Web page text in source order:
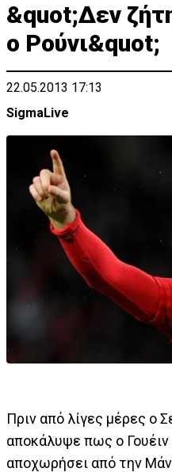
&quot;Δεν
ο Ρούνι&quot;
22.05.2013 17:13
SigmaLive
Πριν από λίγες μέρες ο
αποκάλυψε πως ο Γουέιν
αποχωρήσει από την